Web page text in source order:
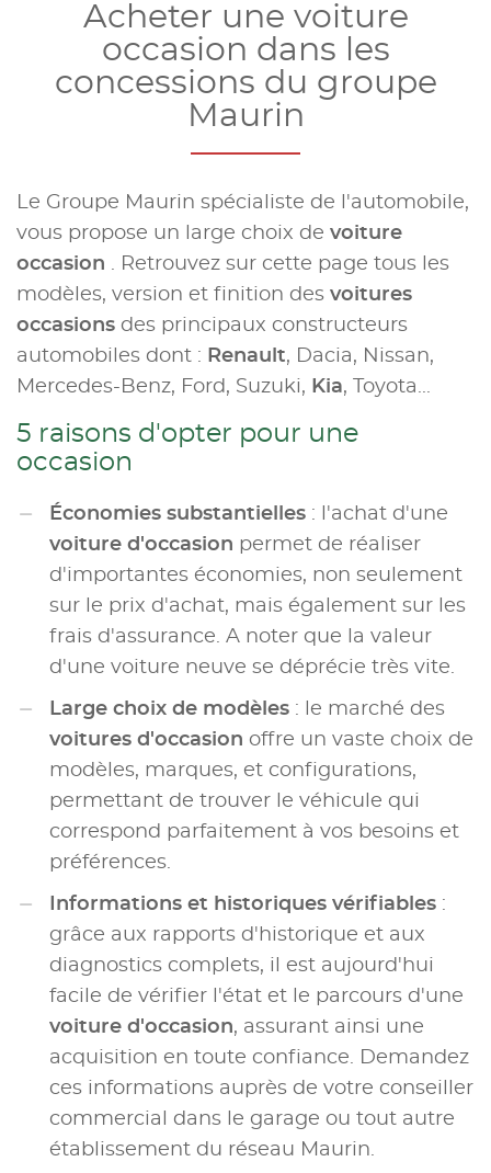
Acheter une voiture
occasion dans les
concessions du groupe
Maurin
Le Groupe Maurin spécialiste de l'automobile,
vous propose un large choix de voiture
occasion . Retrouvez sur cette page tous les
modèles, version et finition des voitures
occasions des principaux constructeurs
automobiles dont : Renault, Dacia, Nissan,
Mercedes-Benz, Ford, Suzuki, Kia, Toyota...
5 raisons d'opter pour une
occasion
Économies substantielles : l'achat d'une
voiture d'occasion permet de réaliser
d'importantes économies, non seulement
sur le prix d'achat, mais également sur les
frais d'assurance. A noter que la valeur
d'une voiture neuve se déprécie très vite.
Large choix de modèles : le marché des
voitures d'occasion offre un vaste choix de
modèles, marques, et configurations,
permettant de trouver le véhicule qui
correspond parfaitement à vos besoins et
préférences.
Informations et historiques vérifiables :
grâce aux rapports d'historique et aux
diagnostics complets, il est aujourd'hui
facile de vérifier l'état et le parcours d'une
voiture d'occasion, assurant ainsi une
acquisition en toute confiance. Demandez
ces informations auprès de votre conseiller
commercial dans le garage ou tout autre
établissement du réseau Maurin.